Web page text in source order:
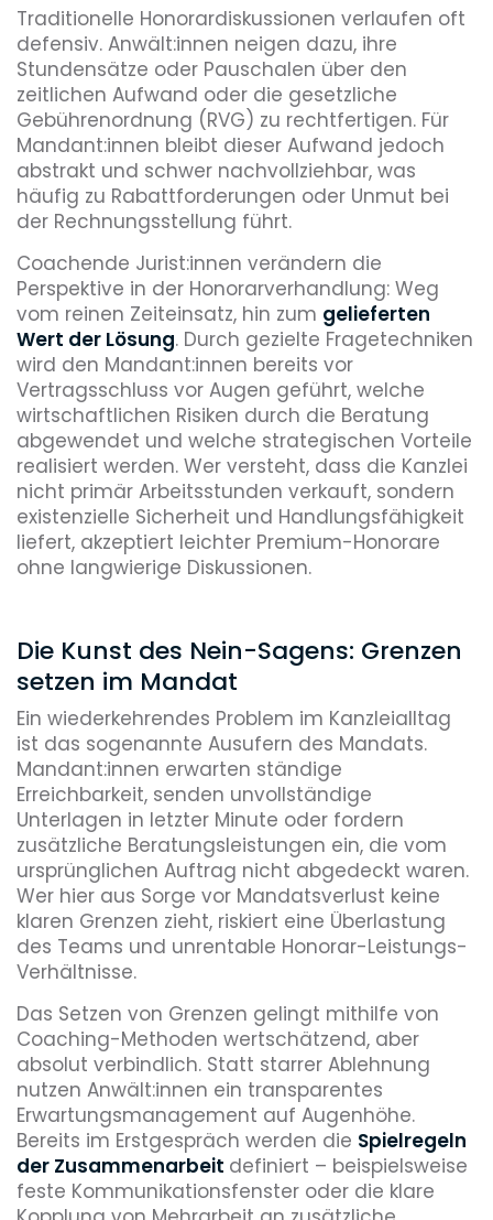
Traditionelle Honorardiskussionen verlaufen oft
defensiv. Anwält:innen neigen dazu, ihre
Stundensätze oder Pauschalen über den
zeitlichen Aufwand oder die gesetzliche
Gebührenordnung (RVG) zu rechtfertigen. Für
Mandant:innen bleibt dieser Aufwand jedoch
abstrakt und schwer nachvollziehbar, was
häufig zu Rabattforderungen oder Unmut bei
der Rechnungsstellung führt.
Coachende Jurist:innen verändern die
Perspektive in der Honorarverhandlung: Weg
vom reinen Zeiteinsatz, hin zum gelieferten
Wert der Lösung. Durch gezielte Fragetechniken
wird den Mandant:innen bereits vor
Vertragsschluss vor Augen geführt, welche
wirtschaftlichen Risiken durch die Beratung
abgewendet und welche strategischen Vorteile
realisiert werden. Wer versteht, dass die Kanzlei
nicht primär Arbeitsstunden verkauft, sondern
existenzielle Sicherheit und Handlungsfähigkeit
liefert, akzeptiert leichter Premium-Honorare
ohne langwierige Diskussionen.
Die Kunst des Nein-Sagens: Grenzen
setzen im Mandat
Ein wiederkehrendes Problem im Kanzleialltag
ist das sogenannte Ausufern des Mandats.
Mandant:innen erwarten ständige
Erreichbarkeit, senden unvollständige
Unterlagen in letzter Minute oder fordern
zusätzliche Beratungsleistungen ein, die vom
ursprünglichen Auftrag nicht abgedeckt waren.
Wer hier aus Sorge vor Mandatsverlust keine
klaren Grenzen zieht, riskiert eine Überlastung
des Teams und unrentable Honorar-Leistungs-
Verhältnisse.
Das Setzen von Grenzen gelingt mithilfe von
Coaching-Methoden wertschätzend, aber
absolut verbindlich. Statt starrer Ablehnung
nutzen Anwält:innen ein transparentes
Erwartungsmanagement auf Augenhöhe.
Bereits im Erstgespräch werden die Spielregeln
der Zusammenarbeit definiert – beispielsweise
feste Kommunikationsfenster oder die klare